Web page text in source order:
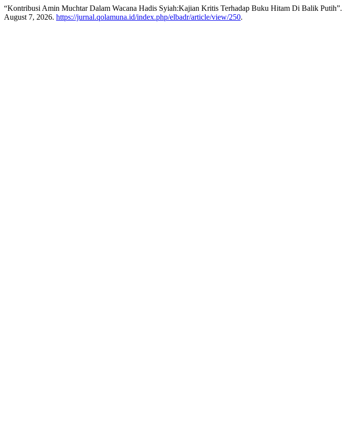
“Kontribusi Amin Muchtar Dalam Wacana Hadis Syiah:Kajian Kritis Terhadap Buku Hitam Di Balik Putih”.
August 7, 2026. https://jurnal.qolamuna.id/index.php/elbadr/article/view/250.